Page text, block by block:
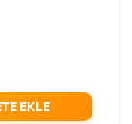
EKLE